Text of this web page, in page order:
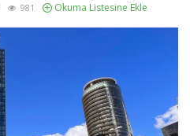
981 Okuma Listesine Ekle